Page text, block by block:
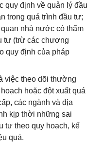
quy định về quản lý đầu
trong quá trình đầu tư;
nhà nước có thẩm
tư (trừ các chương
quy định của pháp
việc theo dõi thường
hoặc đột xuất quá
các ngành và địa
kịp thời những sai
tư theo quy hoạch, kế
quả.